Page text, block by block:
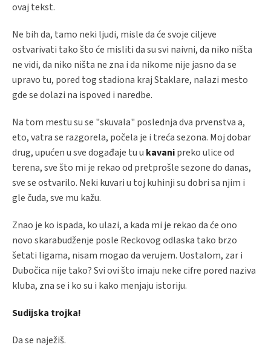
ovaj tekst.
Ne bih da, tamo neki ljudi, misle da će svoje ciljeve
ostvarivati tako što će misliti da su svi naivni, da niko ništa
ne vidi, da niko ništa ne zna i da nikome nije jasno da se
upravo tu, pored tog stadiona kraj Staklare, nalazi mesto
gde se dolazi na ispoved i naredbe.
Na tom mestu su se "skuvala" poslednja dva prvenstva a,
eto, vatra se razgorela, počela je i treća sezona. Moj dobar
drug, upućen u sve događaje tu u kavanipreko ulice od
terena, sve što mi je rekao od pretprošle sezone do danas,
sve se ostvarilo. Neki kuvari u toj kuhinji su dobri sa njim i
gle čuda, sve mu kažu.
Znao je ko ispada, ko ulazi, a kada mi je rekao da će ono
novo skarabudženje posle Reckovog odlaska tako brzo
šetati ligama, nisam mogao da verujem. Uostalom, zar i
Dubočica nije tako? Svi ovi što imaju neke cifre pored naziva
kluba, zna se i ko su i kako menjaju istoriju.
Sudijska trojka!
Da se naježiš.